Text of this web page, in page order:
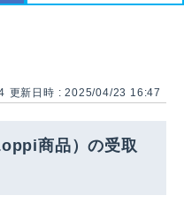
更新日時 : 2025/04/23 16:47
商品）の受取